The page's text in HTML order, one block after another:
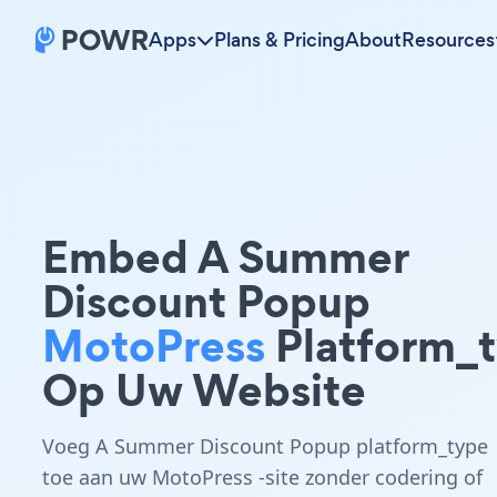
Apps Plans & PricingAboutResources
Embed A Summer
Discount Popup
MotoPress
Op Uw Website
Voeg A Summer Discount Popup platform_type
toe aan uw MotoPress -site zonder codering of